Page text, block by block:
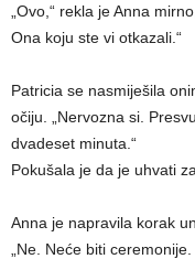
„Ovo,“ rekla je Anna
Ona koju ste vi otkazali.“
Patricia se nasmiješila
očiju. „Nervozna si.
dvadeset minuta.“
Pokušala je da je uhvati
Anna je napravila korak
„Ne. Neće biti